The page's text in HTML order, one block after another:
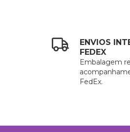
ENVIOS
FEDEX
Embalagem
FedEx.